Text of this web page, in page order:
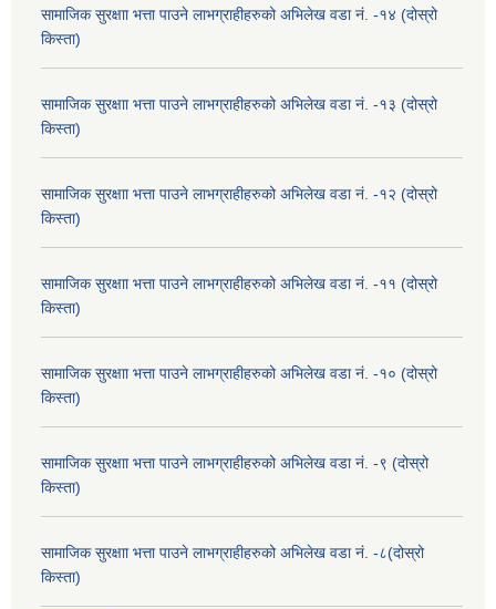
सामाजिक सुरक्षाा भत्ता पाउने लाभग्राहीहरुको अभिलेख वडा नं. -१४ (दोस्रो
किस्ता)
सामाजिक सुरक्षाा भत्ता पाउने लाभग्राहीहरुको अभिलेख वडा नं. -१३ (दोस्रो
किस्ता)
सामाजिक सुरक्षाा भत्ता पाउने लाभग्राहीहरुको अभिलेख वडा नं. -१२ (दोस्रो
किस्ता)
सामाजिक सुरक्षाा भत्ता पाउने लाभग्राहीहरुको अभिलेख वडा नं. -११ (दोस्रो
किस्ता)
सामाजिक सुरक्षाा भत्ता पाउने लाभग्राहीहरुको अभिलेख वडा नं. -१० (दोस्रो
किस्ता)
सामाजिक सुरक्षाा भत्ता पाउने लाभग्राहीहरुको अभिलेख वडा नं. -९ (दोस्रो
किस्ता)
सामाजिक सुरक्षाा भत्ता पाउने लाभग्राहीहरुको अभिलेख वडा नं. -८(दोस्रो
किस्ता)